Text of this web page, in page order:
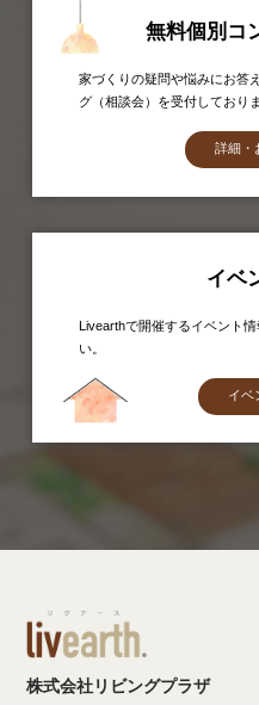
無料個別コ
家づくりの疑問や悩みにお答
グ（相談会）を受付しており
詳細・
イベ
Livearthで開催するイベント
い。
イベ
株式会社リビングプラザ